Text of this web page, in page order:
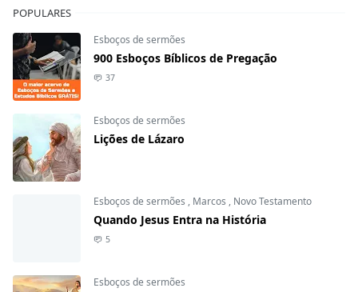
POPULARES
Esboços de sermões
900 Esboços Bíblicos de Pregação
37
Esboços de sermões
Lições de Lázaro
Esboços de sermões , Marcos , Novo Testamento
Quando Jesus Entra na História
5
Esboços de sermões